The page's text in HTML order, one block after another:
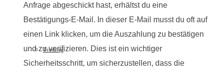
Trading
Anfrage abgeschickt hast, erhältst du eine
Bestätigungs-E-Mail. In dieser E-Mail musst du oft auf
einen Link klicken, um die Auszahlung zu bestätigen
und zu verifizieren. Dies ist ein wichtiger
Sicherheitsschritt, um sicherzustellen, dass die